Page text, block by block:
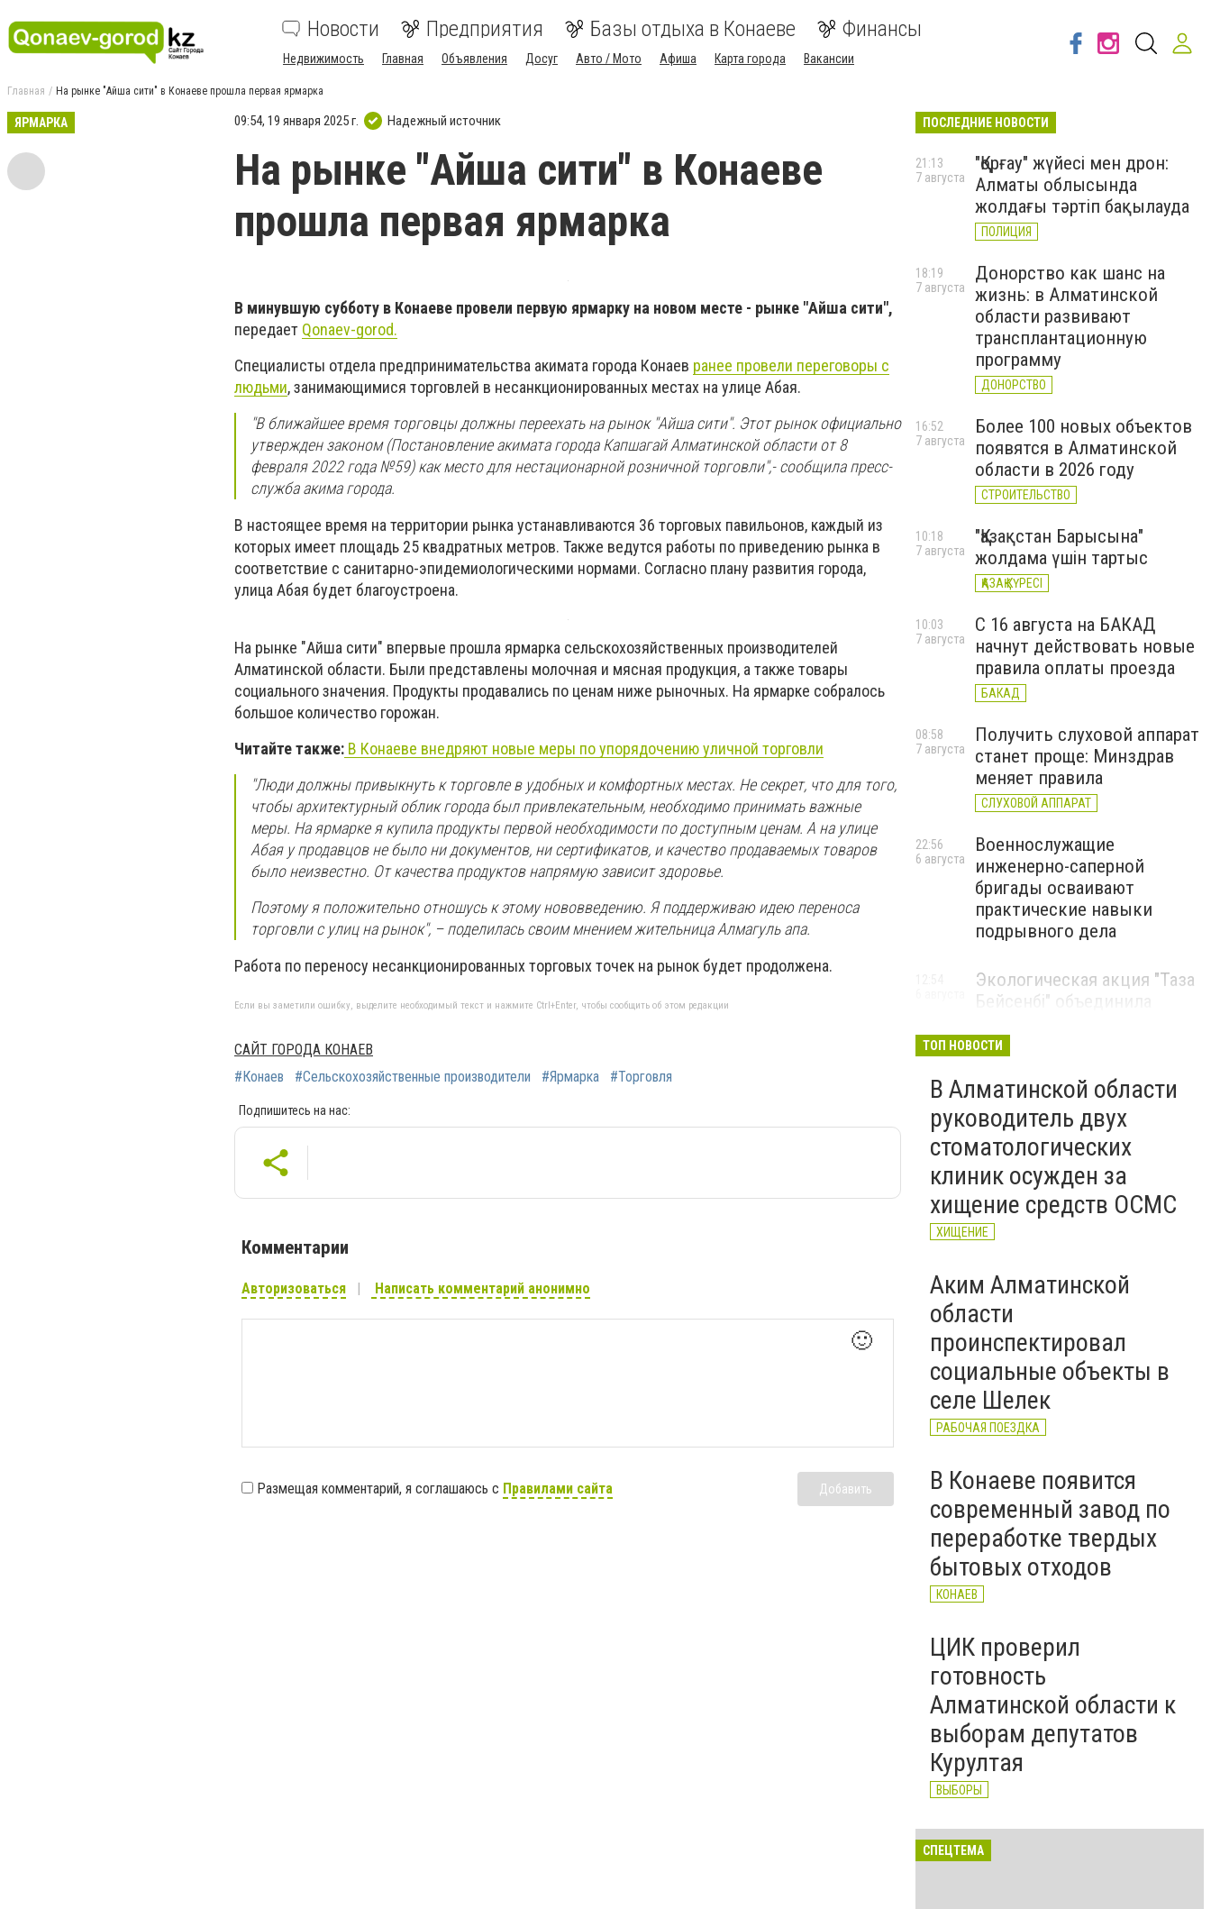
Новости Предприятия Базы отдыха в Конаеве Финансы
Недвижимость Главная Объявления Досуг Авто / Мото Афиша Карта города Вакансии
Главная На рынке "Айша сити" в Конаеве прошла первая ярмарка
ЯРМАРКА 09:54, 19 января 2025 г. Надежный источник
На рынке "Айша сити" в Конаеве
прошла первая ярмарка
В минувшую субботу в Конаеве провели первую ярмарку на новом месте - рынке "Айша сити",
передает Qonaev-gorod.
Специалисты отдела предпринимательства акимата города Конаев ранее провели переговоры с
людьми, занимающимися торговлей в несанкционированных местах на улице Абая.
"В ближайшее время торговцы должны переехать на рынок "Айша сити". Этот рынок официально
утвержден законом (Постановление акимата города Капшагай Алматинской области от 8
февраля 2022 года №59) как место для нестационарной розничной торговли",- сообщила пресс-
служба акима города.
В настоящее время на территории рынка устанавливаются 36 торговых павильонов, каждый из
которых имеет площадь 25 квадратных метров. Также ведутся работы по приведению рынка в
соответствие с санитарно-эпидемиологическими нормами. Согласно плану развития города,
улица Абая будет благоустроена.
На рынке "Айша сити" впервые прошла ярмарка сельскохозяйственных производителей
Алматинской области. Были представлены молочная и мясная продукция, а также товары
социального значения. Продукты продавались по ценам ниже рыночных. На ярмарке собралось
большое количество горожан.
Читайте также: В Конаеве внедряют новые меры по упорядочению уличной торговли
"Люди должны привыкнуть к торговле в удобных и комфортных местах. Не секрет, что для того,
чтобы архитектурный облик города был привлекательным, необходимо принимать важные
меры. На ярмарке я купила продукты первой необходимости по доступным ценам. А на улице
Абая у продавцов не было ни документов, ни сертификатов, и качество продаваемых товаров
было неизвестно. От качества продуктов напрямую зависит здоровье.
Поэтому я положительно отношусь к этому нововведению. Я поддерживаю идею переноса
торговли с улиц на рынок", – поделилась своим мнением жительница Алмагуль апа.
Работа по переносу несанкционированных торговых точек на рынок будет продолжена.
Если вы заметили ошибку, выделите необходимый текст и нажмите Ctrl+Enter, чтобы сообщить об этом редакции
САЙТ ГОРОДА КОНАЕВ
#Конаев
#Сельскохозяйственные производители #Ярмарка #Торговля
Подпишитесь на нас:
Комментарии
Авторизоваться Написать комментарий анонимно
🙂
Размещая комментарий, я соглашаюсь с Правилами сайта Добавить
ПОСЛЕДНИЕ НОВОСТИ
"Қорғау" жүйесі мен дрон:
Алматы облысында
жолдағы тәртіп бақылауда
ПОЛИЦИЯ
21:13
7 августа
Донорство как шанс на
жизнь: в Алматинской
области развивают
трансплантационную
программу
ДОНОРСТВО
18:19
7 августа
Более 100 новых объектов
появятся в Алматинской
области в 2026 году
СТРОИТЕЛЬСТВО
16:52
7 августа
"Қазақстан Барысына"
жолдама үшін тартыс
ҚАЗАҚ КҮРЕСІ
10:18
7 августа
С 16 августа на БАКАД
начнут действовать новые
правила оплаты проезда
БАКАД
10:03
7 августа
Получить слуховой аппарат
станет проще: Минздрав
меняет правила
СЛУХОВОЙ АППАРАТ
08:58
7 августа
Военнослужащие
инженерно-саперной
бригады осваивают
практические навыки
подрывного дела
22:56
6 августа
Экологическая акция "Таза
Бейсенбі" объединила
Алматинской области
ТОП НОВОСТИ
В Алматинской области
руководитель двух
стоматологических
клиник осужден за
хищение средств ОСМС
ХИЩЕНИЕ
Аким Алматинской
области
проинспектировал
социальные объекты в
селе Шелек
РАБОЧАЯ ПОЕЗДКА
В Конаеве появится
современный завод по
переработке твердых
бытовых отходов
КОНАЕВ
ЦИК проверил
готовность
Алматинской области к
выборам депутатов
Курултая
ВЫБОРЫ
СПЕЦТЕМА